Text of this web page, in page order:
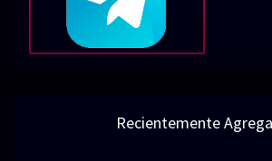
Recientemente